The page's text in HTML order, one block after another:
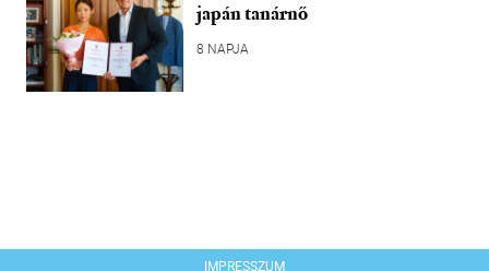
japán tanárnő
8 NAPJA
IMPRESSZUM